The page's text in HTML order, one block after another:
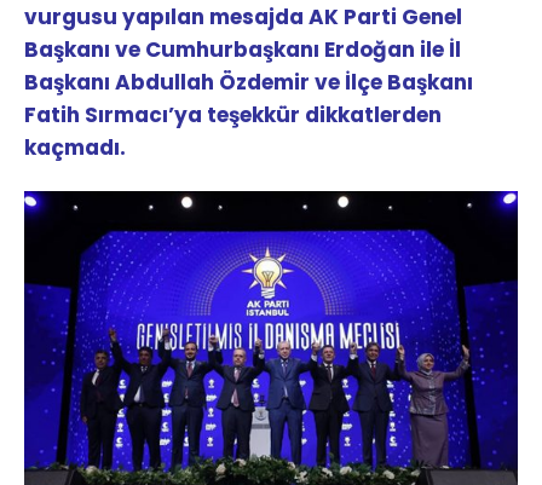
vurgusu yapılan mesajda AK Parti Genel
Başkanı ve Cumhurbaşkanı Erdoğan ile İl
Başkanı Abdullah Özdemir ve İlçe Başkanı
Fatih Sırmacı’ya teşekkür dikkatlerden
kaçmadı.